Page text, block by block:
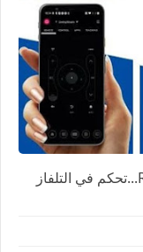
Remote for Samsung TV Pro v1.1.22...تحكم في التلفاز